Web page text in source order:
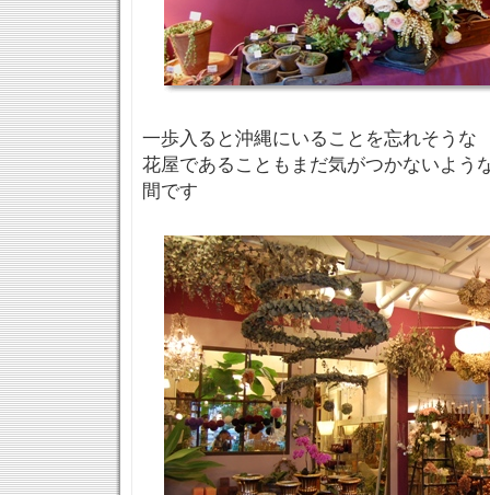
一歩入ると沖縄にいることを忘れそうな
花屋であることもまだ気がつかないよう
間です